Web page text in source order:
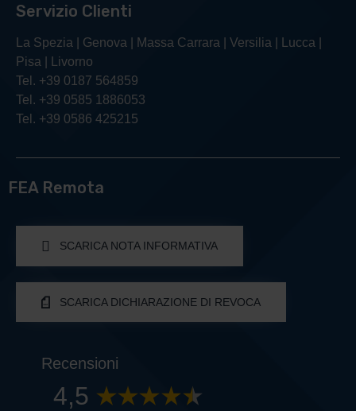
Servizio Clienti
La Spezia | Genova | Massa Carrara | Versilia | Lucca |
Pisa | Livorno
Tel. +39 0187 564859
Tel. +39 0585 1886053
Tel. +39 0586 425215
FEA Remota
SCARICA NOTA INFORMATIVA
SCARICA DICHIARAZIONE DI REVOCA
Recensioni
4,5